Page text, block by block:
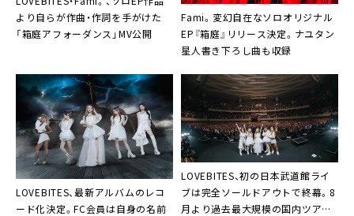
14. Judgement Day
15. Raise Some Hell
17. Don’t Bite The Dust
18. The Spirit Lives On
19. Under The Red Sky
20. Shadowmaker
21. We The United
（※CD版は上記トラックを2枚のディスクに収録）
（※Blu-ray/DVD版はEnd Creditsを収録）
より自らが作曲・作詞を手がけた
「箱庭アフォーダンス」MV公開
Fami。変幻自在なソロオリジナル
EP『箱庭』リリース決定。ナユタン
星人書き下ろし曲も収録
LOVEBITES、最新アルバムのレコ
ード化決定。FC会員は自身の名前
LOVEBITES、初の日本武道館ライ
ブは完全ソールドアウトで終幕。8
月より過去最大規模の国内ツアー